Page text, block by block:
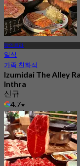
람인트라
일식
가족 친화적
Izumidai The Alley
Inthra
신규
4.7
에서฿ 320